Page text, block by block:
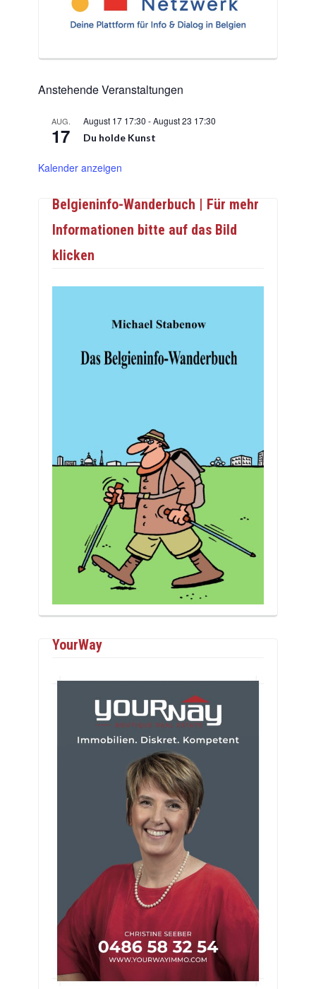
Anstehende Veranstaltungen
AUG.
17
August 17 17:30 -August 23 17:30
Du holde Kunst
Kalender anzeigen
Belgieninfo-Wanderbuch | Für mehr
Informationen bitte auf das Bild
klicken
YourWay